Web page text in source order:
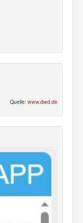
Quelle: www.dwd.de